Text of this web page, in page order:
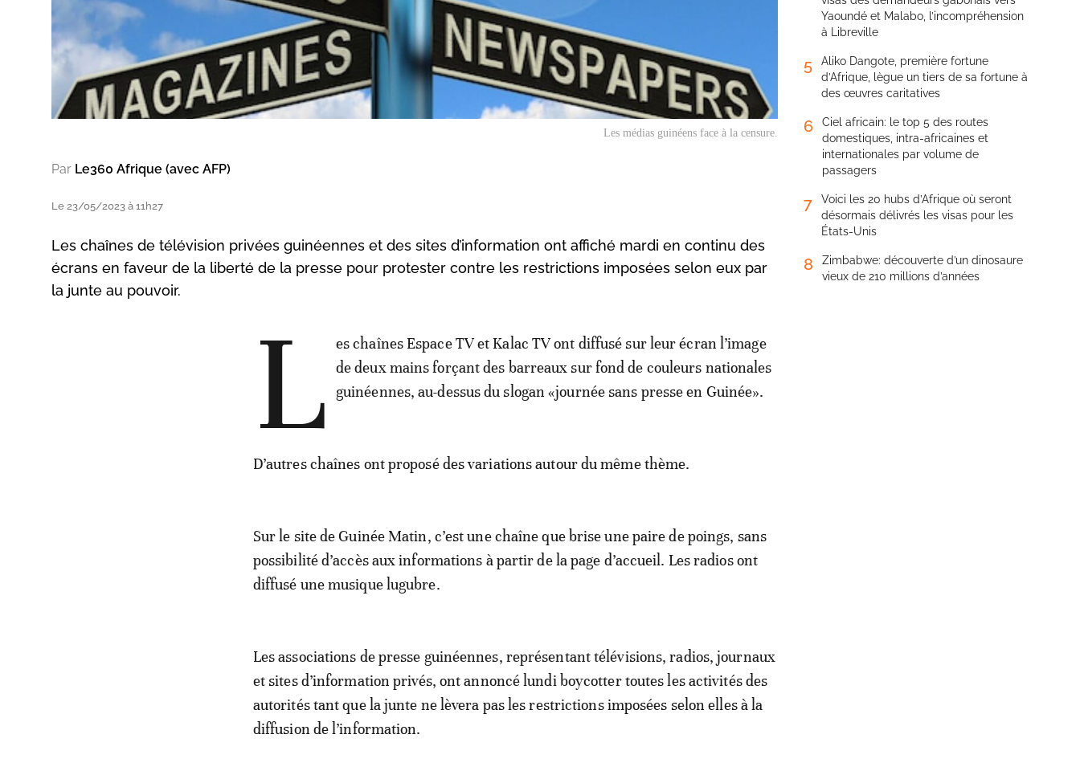
Les médias guinéens face à la censure.
Par Le360 Afrique (avec AFP)
Le 23/05/2023 à 11h27
Les chaînes de télévision privées guinéennes et des sites d’information ont affiché mardi en continu des
écrans en faveur de la liberté de la presse pour protester contre les restrictions imposées selon eux par
la junte au pouvoir.
L
es chaînes Espace TV et Kalac TV ont diffusé sur leur écran l’image
de deux mains forçant des barreaux sur fond de couleurs nationales
guinéennes, au-dessus du slogan «journée sans presse en Guinée».
D’autres chaînes ont proposé des variations autour du même thème.
Sur le site de Guinée Matin, c’est une chaîne que brise une paire de poings, sans
possibilité d’accès aux informations à partir de la page d’accueil. Les radios ont
diffusé une musique lugubre.
Les associations de presse guinéennes, représentant télévisions, radios, journaux
et sites d’information privés, ont annoncé lundi boycotter toutes les activités des
autorités tant que la junte ne lèvera pas les restrictions imposées selon elles à la
diffusion de l’information.
Yaoundé et Malabo, l’incompréhension
à Libreville
5
Aliko Dangote, première fortune
d’Afrique, lègue un tiers de sa fortune à
des œuvres caritatives
6
Ciel africain: le top 5 des routes
domestiques, intra-africaines et
internationales par volume de
passagers
7
Voici les 20 hubs d’Afrique où seront
désormais délivrés les visas pour les
États-Unis
8
Zimbabwe: découverte d’un dinosaure
vieux de 210 millions d’années